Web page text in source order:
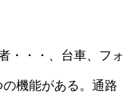
・・・、台車、フォ
機能がある。通路